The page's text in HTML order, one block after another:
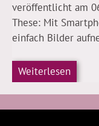
veröffentlicht am
These: Mit
einfach Bilder
Weiterlesen